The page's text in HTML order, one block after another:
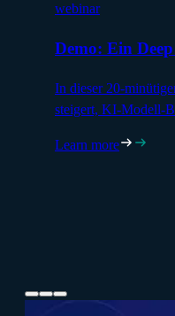
webinar
Demo: Ein
In dieser 20-
steigert, KI-Modell-
Learn more